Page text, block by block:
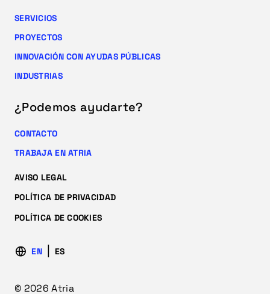
SERVICIOS
PROYECTOS
INNOVACIÓN CON AYUDAS PÚBLICAS
INDUSTRIAS
¿Podemos ayudarte?
CONTACTO
TRABAJA EN ATRIA
AVISO LEGAL
POLÍTICA DE PRIVACIDAD
POLÍTICA DE COOKIES
© 2026 Atria
EN ES